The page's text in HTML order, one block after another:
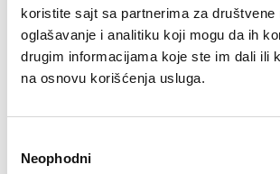
koristite sajt sa partnerima za društvene
oglašavanje i analitiku koji mogu da ih
drugim informacijama koje ste im dali ili
na osnovu korišćenja usluga.
сагласности
Neophodni
The SPL 2Control is a compact, lightweight
speakers and headphones for audio engineers,
via balance...